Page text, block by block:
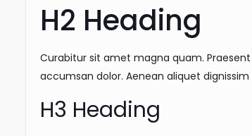
H2 Heading
Curabitur sit amet magna quam.
accumsan dolor. Aenean aliquet dignissim
H3 Heading